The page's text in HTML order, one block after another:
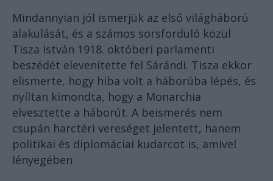
Mindannyian jól ismerjük az első világháború
alakulását, és a számos sorsforduló közül
Tisza István 1918. októberi parlamenti
beszédét elevenítette fel Sárándi. Tisza ekkor
elismerte, hogy hiba volt a háborúba lépés, és
nyíltan kimondta, hogy a Monarchia
elvesztette a háborút. A beismerés nem
csupán harctéri vereséget jelentett, hanem
politikai és diplomáciai kudarcot is, amivel
lényegében